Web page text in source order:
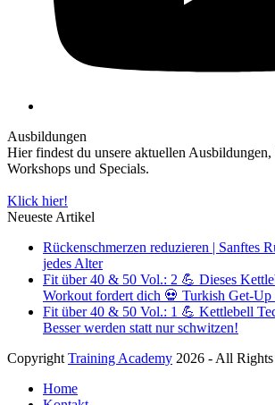
Ausbildungen
Hier findest du unsere aktuellen
Workshops und Specials.
Klick hier!
Neueste Artikel
Rückenschmerzen reduzieren | Sanftes
jedes Alter
Fit über 40 & 50 Vol.: 2 💪 Dieses
Workout fordert dich 💀 Turkish Get-Up
Fit über 40 & 50 Vol.: 1 💪 Kettlebell
Besser werden statt nur schwitzen!
Copyright Training Academy 2026 - All Rights
Home